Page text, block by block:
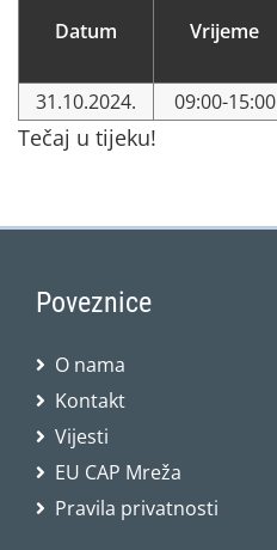
Datum Vrijeme
31.10.2024. 09:00-15:00
Tečaj u tijeku!
Poveznice
O nama
Kontakt
Vijesti
EU CAP Mreža
Pravila privatnosti